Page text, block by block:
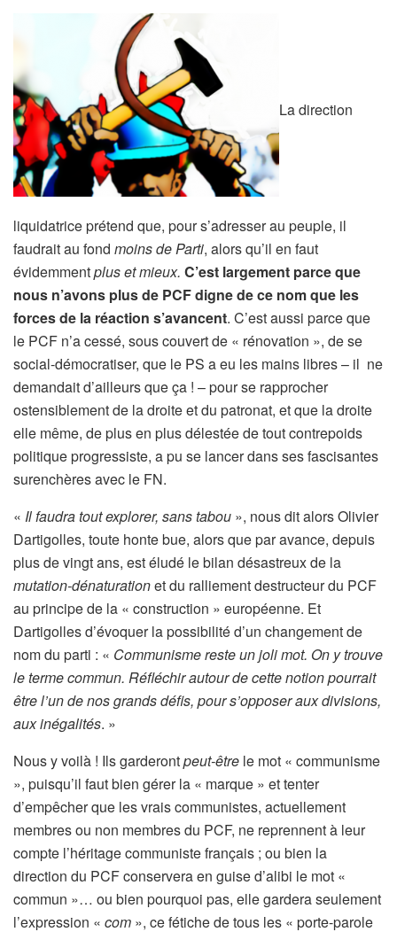
La direction
liquidatrice prétend que, pour s’adresser au peuple, il
faudrait au fond moins de Parti, alors qu’il en faut
évidemmentpluset mieux. C’est largement parce que
nous n’avons plus de PCF digne de ce nom que les
forces de la réaction s’avancent. C’est aussi parce que
le PCF n’a cessé, sous couvert de « rénovation », de se
social-démocratiser, que le PS a eu les mains libres – il ne
demandait d’ailleurs que ça ! – pour se rapprocher
ostensiblement de la droite et du patronat, et que la droite
elle même, de plus en plus délestée de tout contrepoids
politique progressiste, a pu se lancer dans ses fascisantes
surenchères avec le FN.
« Il faudra tout explorer, sans tabou », nous dit alors Olivier
Dartigolles, toute honte bue, alors que par avance, depuis
plus de vingt ans, est éludé le bilan désastreux de la
mutation-dénaturationet du ralliement destructeur du PCF
au principe de la « construction » européenne. Et
Dartigolles d’évoquer la possibilité d’un changement de
nom du parti : « Communisme reste un joli mot. On y trouve
le terme commun. Réfléchir autour de cette notion pourrait
être l’un de nos grands défis, pour s’opposer aux divisions,
aux inégalités. »
Nous y voilà ! Ils garderontpeut-être le mot « communisme
», puisqu’il faut bien gérer la « marque » et tenter
d’empêcher que les vrais communistes, actuellement
membres ou non membres du PCF, ne reprennent à leur
compte l’héritage communiste français ; ou bien la
direction du PCF conservera en guise d’alibi le mot «
commun »… ou bien pourquoi pas, elle gardera seulement
l’expression « com », ce fétiche de tous les « porte-parole